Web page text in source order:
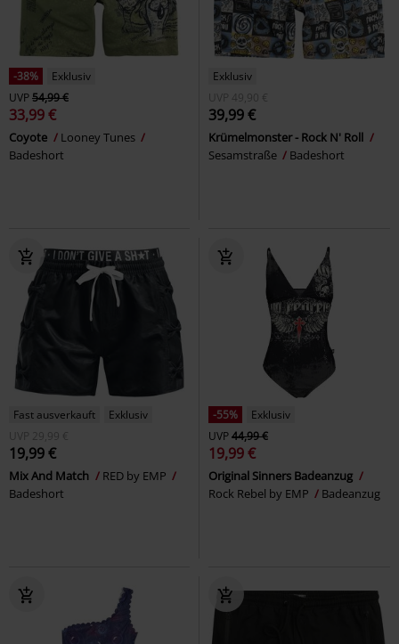
-38%
Exklusiv
UVP54,99 €
33,99 €
Coyote
Looney Tunes
Badeshort
Exklusiv
UVP
49,90 €
39,99 €
Krümelmonster - Rock N' Roll
Sesamstraße
Badeshort
Fast ausverkauft
Exklusiv
UVP
29,99 €
19,99 €
Mix And Match
RED by EMP
Badeshort
-55%
Exklusiv
UVP44,99 €
19,99 €
Original Sinners Badeanzug
Rock Rebel by EMP
Badeanzug